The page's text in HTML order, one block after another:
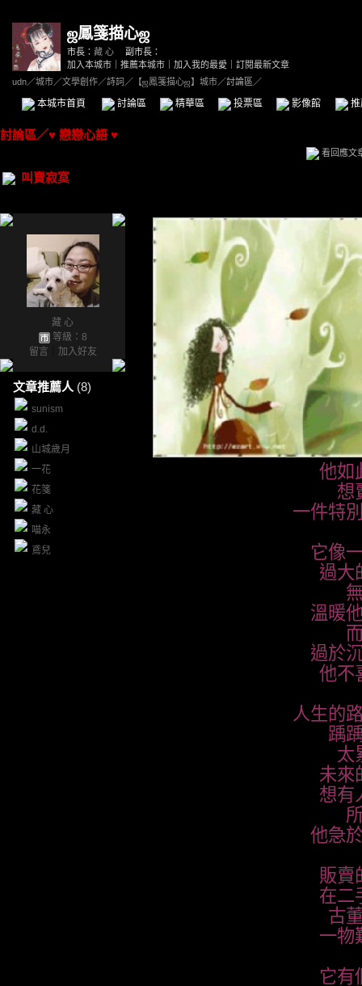
ஜ鳳箋描心ஜ
市長： 藏 心
副市長：
加入本城市
推薦本城市 加入我的最愛
訂閱最新文章
udn／城市／文學創作／詩詞 ／ 【ஜ鳳箋描心ஜ】城市／討論區／
本城市首頁 討論區 精華區 投票區 影像館
討論區／♥ 戀戀心語 ♥
看回應文
叫賣寂寞
藏 心
等級：8
留言
加入好友
文章推薦人 (8)
sunism
d.d.
山城歲月
一花
花箋
藏 心
喵永
鳶兒
他如
想
一件特
它像
過大
溫暖
過於
他不
人生的
踽
太
未來
想有
他急
販賣
在二
古
一物
它有